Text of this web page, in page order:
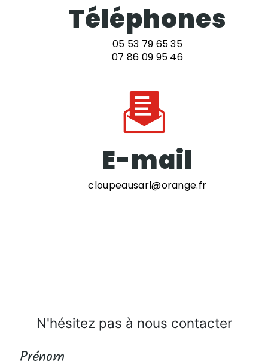
Téléphones
05 53 79 65 35
07 86 09 95 46
E-mail
cloupeausarl@orange.fr
N'hésitez pas à nous contacter